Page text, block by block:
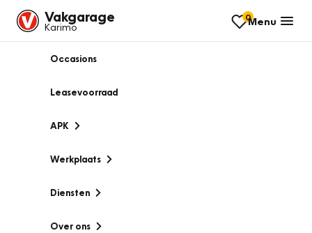
Vakgarage
Karimo
0Menu
Occasions
Leasevoorraad
APK
Werkplaats
Diensten
Over ons